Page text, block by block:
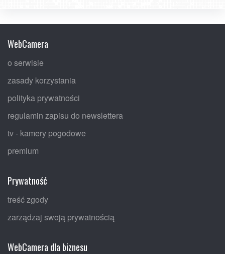
WebCamera
o serwisie
zasady korzystania
polityka prywatności
regulamin zapisu do newslettera
tv - kamery pogodowe
premium
Prywatność
treść zgody
zarządzaj swoją prywatnością
WebCamera dla biznesu